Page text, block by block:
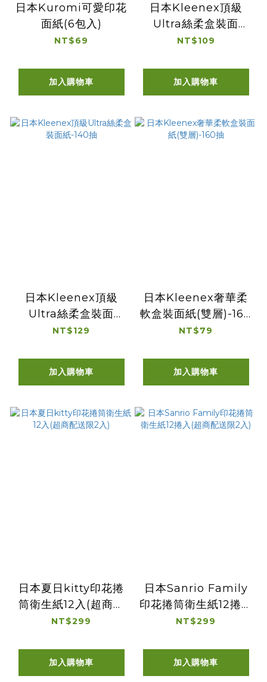
日本Kuromi可愛印花
面紙(6包入)
NT$69
加入購物車
日本Kleenex頂級
Ultra絲柔盒裝面
紙-70抽
NT$109
加入購物車
日本Kleenex頂級
Ultra絲柔盒裝面
紙-140抽
NT$129
加入購物車
日本Kleenex奢華柔
軟盒裝面紙(雙層)-160
抽
NT$79
加入購物車
日本夏日kitty印花捲
筒衛生紙12入(超商配
送限2入)
NT$299
加入購物車
日本Sanrio Family
印花捲筒衛生紙12捲入
(超商配送限2入)
NT$299
加入購物車